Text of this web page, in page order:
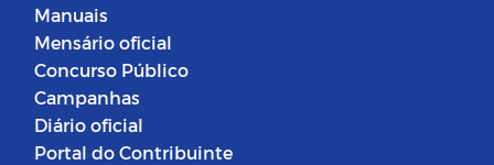
Manuais
Mensário oficial
Concurso Público
Campanhas
Diário oficial
Portal do Contribuinte